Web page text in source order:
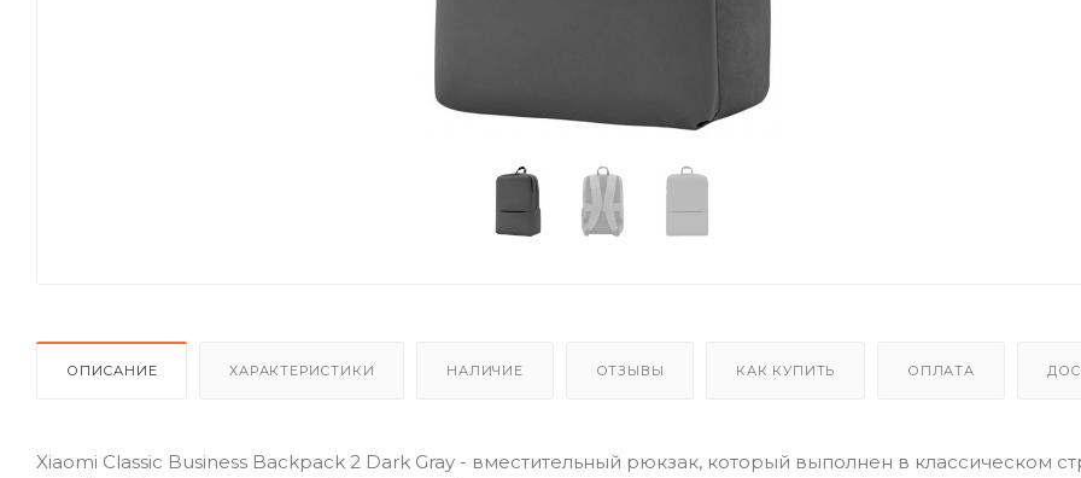
ОПИСАНИЕ ХАРАКТЕРИСТИКИ НАЛИЧИЕ ОТЗЫВЫ КАК КУПИТЬ ОПЛАТА
Xiaomi Classic Business Backpack 2 Dark Gray - вместительный рюкзак, который выполнен в классическом